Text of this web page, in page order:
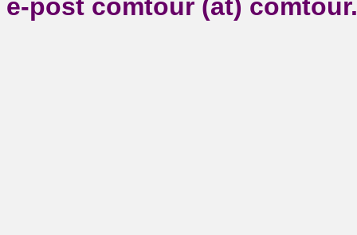
e-post comtour (at)